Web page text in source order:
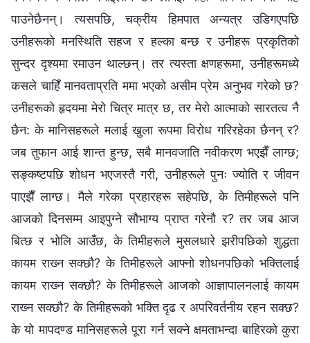
पाउनेछैनन्। त्यसपछि, चक्रीय हिमपात अन्यत्र उडिगएपछि
उनीहरूको मनस्थिति सहज र हल्का बन्छ र उनीहरू प्रकृतिको
सुन्दर दृश्यमा रमाउन थाल्छन्। तर त्यस्ता क्षणहरूमा, उनीहरूमध्ये
कसले चाहिँ मानवताप्रति ममा भएको असीम प्रेम अनुभव गरेको छ?
उनीहरूको हृदयमा मेरो चित्र मात्र छ, तर मेरो आत्माको सारतत्व नै
छैन: के मानिसहरूले मलाई खुला रूपमा विरोध गरिरहेका छैनन् र?
जब तुफान आई शान्त हुन्छ, सबै मानवजाति नवीकरण भएझैँ लाग्छ;
सङ्कष्टपछि शोधन भएजस्तै गरी, उनीहरूले पुनः ज्योति र जीवन
पाएझैँ लाग्छ। मैले गरेका प्रहारहरू सहेपछि, के तिमीहरूले पनि
आजको दिनसम्म आइपुग्‍ने सौभाग्य प्राप्त गरेनौ र? तर जब आज
बित्छ र भोलि आउँछ, के तिमीहरूले मुसलधारे झरीपछिको शुद्धता
कायम राख्‍न सक्छौ? के तिमीहरूले आफ्नो शोधनपछिको भक्तिलाई
कायम राख्‍न सक्छौ? के तिमीहरूले आजको आज्ञापालनलाई कायम
राख्‍न सक्छौ? के तिमीहरूको भक्ति दृढ र अपरिवर्तनीय रहन सक्छ?
के यो मापदण्ड मानिसहरूले पूरा गर्न सक्‍ने क्षमताभन्दा बाहिरको कुरा